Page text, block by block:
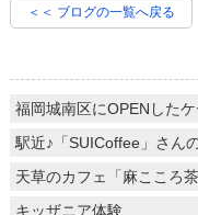
＜＜ ブログの一覧へ戻る
福岡城南区にOPENした
駅近♪「SUICoffee」さん
天草のカフェ「麻こころ
キッザニア体験